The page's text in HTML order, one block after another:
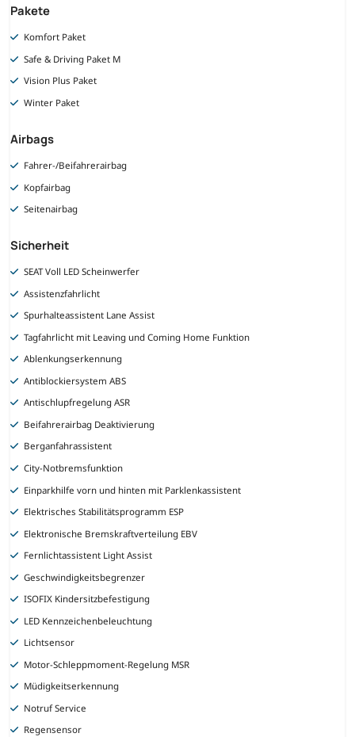
Pakete
Komfort Paket
Safe & Driving Paket M
Vision Plus Paket
Winter Paket
Airbags
Fahrer-/Beifahrerairbag
Kopfairbag
Seitenairbag
Sicherheit
SEAT Voll LED Scheinwerfer
Assistenzfahrlicht
Spurhalteassistent Lane Assist
Tagfahrlicht mit Leaving und Coming Home Funktion
Ablenkungserkennung
Antiblockiersystem ABS
Antischlupfregelung ASR
Beifahrerairbag Deaktivierung
Berganfahrassistent
City-Notbremsfunktion
Einparkhilfe vorn und hinten mit Parklenkassistent
Elektrisches Stabilitätsprogramm ESP
Elektronische Bremskraftverteilung EBV
Fernlichtassistent Light Assist
Geschwindigkeitsbegrenzer
ISOFIX Kindersitzbefestigung
LED Kennzeichenbeleuchtung
Lichtsensor
Motor-Schleppmoment-Regelung MSR
Müdigkeitserkennung
Notruf Service
Regensensor